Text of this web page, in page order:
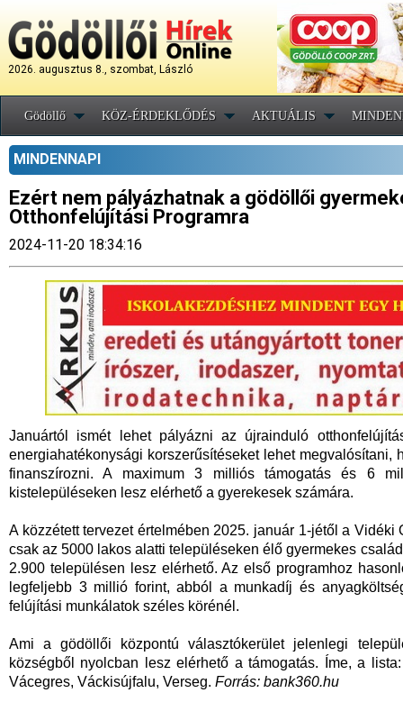
2026. augusztus 8., szombat, László
Gödöllő KÖZ-ÉRDEKLŐDÉS AKTUÁLIS
MINDENNAPI
Ezért nem pályázhatnak a gödöllői
Otthonfelújítási Programra
2024-11-20 18:34:16
Januártól ismét lehet pályázni az újrainduló
energiahatékonysági korszerűsítéseket lehet
finanszírozni. A maximum 3 milliós támogatás és 6
kistelepüléseken lesz elérhető a gyerekesek számára.
A közzétett tervezet értelmében 2025. január 1-jétől a
csak az 5000 lakos alatti településeken élő gyermekes
2.900 településen lesz elérhető. Az első programhoz
legfeljebb 3 millió forint, abból a munkadíj és
felújítási munkálatok széles körénél.
Ami a gödöllői központú választókerület jelenlegi
községből nyolcban lesz elérhető a támogatás. Íme, a
Vácegres, Váckisújfalu, Verseg. Forrás: bank360.hu